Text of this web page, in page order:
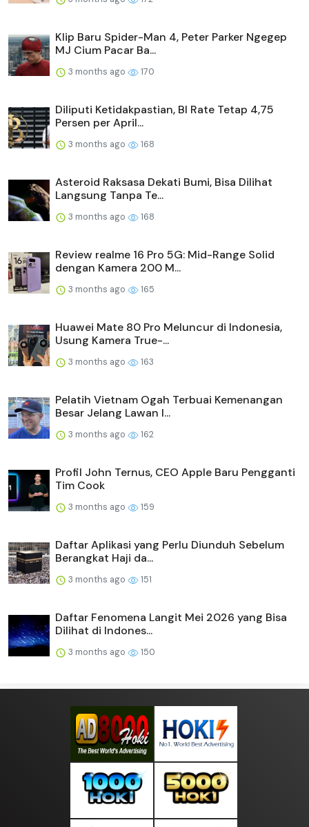
Klip Baru Spider-Man 4, Peter Parker Ngegep
MJ Cium Pacar Ba...
3 months ago 170
Diliputi Ketidakpastian, BI Rate Tetap 4,75
Persen per April...
3 months ago 168
Asteroid Raksasa Dekati Bumi, Bisa Dilihat
Langsung Tanpa Te...
3 months ago 168
Review realme 16 Pro 5G: Mid-Range Solid
dengan Kamera 200 M...
3 months ago 165
Huawei Mate 80 Pro Meluncur di Indonesia,
Usung Kamera True-...
3 months ago 163
Pelatih Vietnam Ogah Terbuai Kemenangan
Besar Jelang Lawan I...
3 months ago 162
Profil John Ternus, CEO Apple Baru Pengganti
Tim Cook
3 months ago 159
Daftar Aplikasi yang Perlu Diunduh Sebelum
Berangkat Haji da...
3 months ago 151
Daftar Fenomena Langit Mei 2026 yang Bisa
Dilihat di Indones...
3 months ago 150